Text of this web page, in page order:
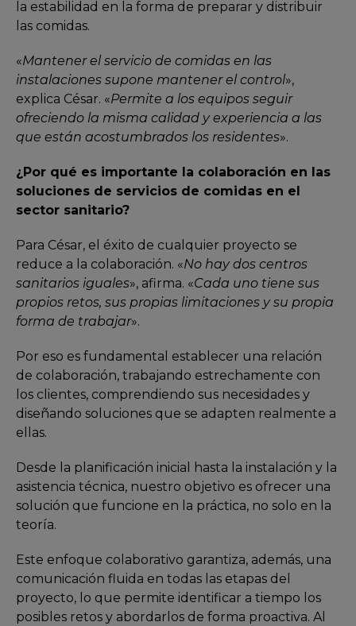
la estabilidad en la forma de preparar y distribuir
las comidas.
«Mantener el servicio de comidas en las
instalaciones supone mantener el control»,
explica César. «Permite a los equipos seguir
ofreciendo la misma calidad y experiencia a las
que están acostumbrados los residentes».
¿Por qué es importante la colaboración en las
soluciones de servicios de comidas en el
sector sanitario?
Para César, el éxito de cualquier proyecto se
reduce a la colaboración. «No hay dos centros
sanitarios iguales», afirma. «Cada uno tiene sus
propios retos, sus propias limitaciones y su propia
forma de trabajar».
Por eso es fundamental establecer una relación
de colaboración, trabajando estrechamente con
los clientes, comprendiendo sus necesidades y
diseñando soluciones que se adapten realmente a
ellas.
Desde la planificación inicial hasta la instalación y la
asistencia técnica, nuestro objetivo es ofrecer una
solución que funcione en la práctica, no solo en la
teoría.
Este enfoque colaborativo garantiza, además, una
comunicación fluida en todas las etapas del
proyecto, lo que permite identificar a tiempo los
posibles retos y abordarlos de forma proactiva. Al